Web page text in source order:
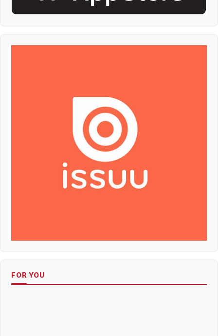
FOR YOU